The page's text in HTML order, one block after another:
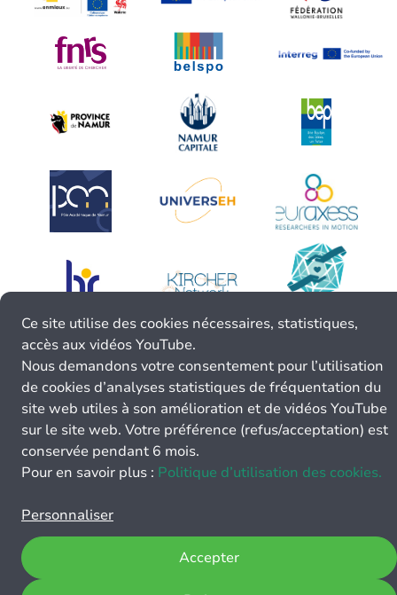
Ce site utilise des cookies nécessaires, statistiques,
accès aux vidéos YouTube.
Nous demandons votre consentement pour l’utilisation
de cookies d’analyses statistiques de fréquentation du
site web utiles à son amélioration et de vidéos YouTube
sur le site web. Votre préférence (refus/acceptation) est
conservée pendant 6 mois.
Pour en savoir plus : Politique d’utilisation des cookies.
Personnaliser
Accepter